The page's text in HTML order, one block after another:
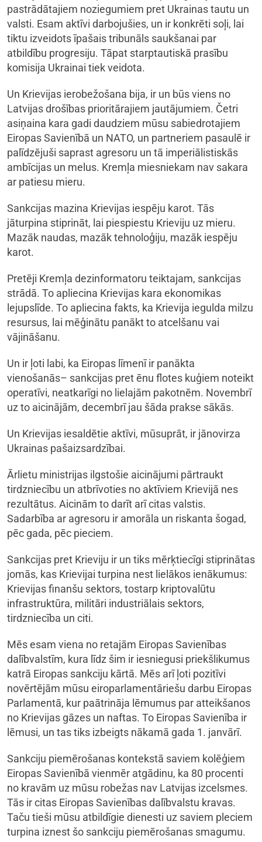
pastrādātajiem noziegumiem pret Ukrainas tautu un
valsti. Esam aktīvi darbojušies, un ir konkrēti soļi, lai
tiktu izveidots īpašais tribunāls saukšanai par
atbildību progresiju. Tāpat starptautiskā prasību
komisija Ukrainai tiek veidota.
Un Krievijas ierobežošana bija, ir un būs viens no
Latvijas drošības prioritārajiem jautājumiem. Četri
asiņaina kara gadi daudziem mūsu sabiedrotajiem
Eiropas Savienībā un NATO, un partneriem pasaulē ir
palīdzējuši saprast agresoru un tā imperiālistiskās
ambīcijas un melus. Kremļa miesniekam nav sakara
ar patiesu mieru.
Sankcijas mazina Krievijas iespēju karot. Tās
jāturpina stiprināt, lai piespiestu Krieviju uz mieru.
Mazāk naudas, mazāk tehnoloģiju, mazāk iespēju
karot.
Pretēji Kremļa dezinformatoru teiktajam, sankcijas
strādā. To apliecina Krievijas kara ekonomikas
lejupslīde. To apliecina fakts, ka Krievija iegulda milzu
resursus, lai mēģinātu panākt to atcelšanu vai
vājināšanu.
Un ir ļoti labi, ka Eiropas līmenī ir panākta
vienošanās– sankcijas pret ēnu flotes kuģiem noteikt
operatīvi, neatkarīgi no lielajām pakotnēm. Novembrī
uz to aicinājām, decembrī jau šāda prakse sākās.
Un Krievijas iesaldētie aktīvi, mūsuprāt, ir jānovirza
Ukrainas pašaizsardzībai.
Ārlietu ministrijas ilgstošie aicinājumi pārtraukt
tirdzniecību un atbrīvoties no aktīviem Krievijā nes
rezultātus. Aicinām to darīt arī citas valstis.
Sadarbība ar agresoru ir amorāla un riskanta šogad,
pēc gada, pēc pieciem.
Sankcijas pret Krieviju ir un tiks mērķtiecīgi stiprinātas
jomās, kas Krievijai turpina nest lielākos ienākumus:
Krievijas finanšu sektors, tostarp kriptovalūtu
infrastruktūra, militāri industriālais sektors,
tirdzniecība un citi.
Mēs esam viena no retajām Eiropas Savienības
dalībvalstīm, kura līdz šim ir iesniegusi priekšlikumus
katrā Eiropas sankciju kārtā. Mēs arī ļoti pozitīvi
novērtējām mūsu eiroparlamentāriešu darbu Eiropas
Parlamentā, kur paātrināja lēmumus par atteikšanos
no Krievijas gāzes un naftas. To Eiropas Savienība ir
lēmusi, un tas tiks izbeigts nākamā gada 1. janvārī.
Sankciju piemērošanas kontekstā saviem kolēģiem
Eiropas Savienībā vienmēr atgādinu, ka 80 procenti
no kravām uz mūsu robežas nav Latvijas izcelsmes.
Tās ir citas Eiropas Savienības dalībvalstu kravas.
Taču tieši mūsu atbildīgie dienesti uz saviem pleciem
turpina iznest šo sankciju piemērošanas smagumu.